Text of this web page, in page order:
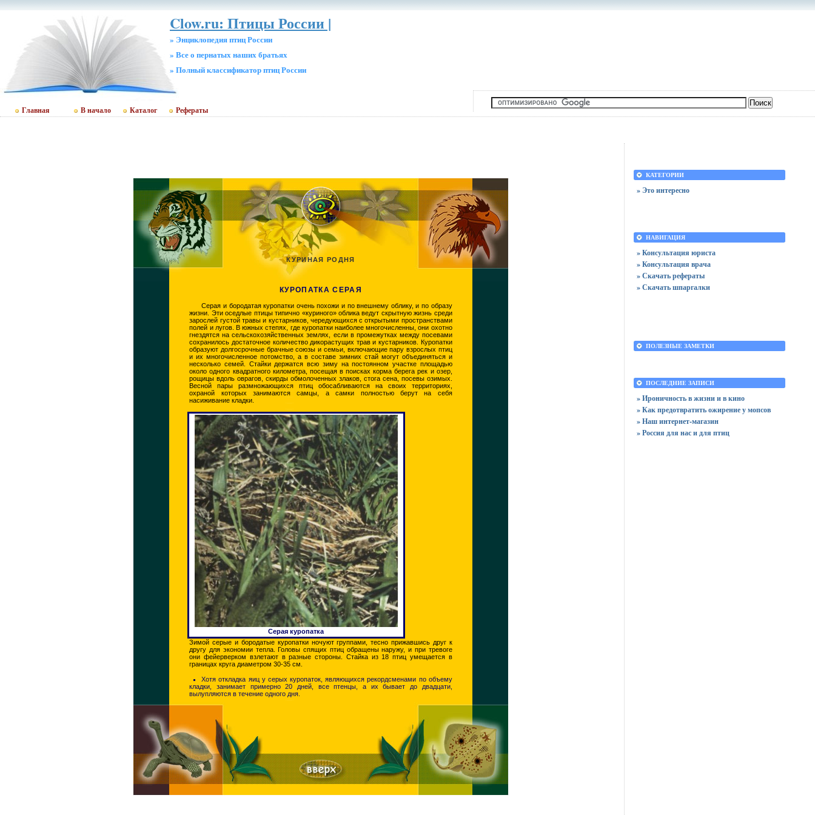
Clow.ru: Птицы России |
» Энциклопедия птиц России
» Все о пернатых наших братьях
» Полный классификатор птиц России
Главная В начало Каталог Рефераты
КУРИНАЯ РОДНЯ
КУРОПАТКА СЕРАЯ
Серая и бородатая куропатки очень похожи и по внешнему облику, и по образу
жизни. Эти оседлые птицы типично «куриного» облика ведут скрытную жизнь среди
зарослей густой травы и кустарников, чередующихся с открытыми пространствами
полей и лугов. В южных степях, где куропатки наиболее многочисленны, они охотно
гнездятся на сельскохозяйственных землях, если в промежутках между посевами
сохранилось достаточное количество дикорастущих трав и кустарников. Куропатки
образуют долгосрочные брачные союзы и семьи, включающие пару взрослых птиц
и их многочисленное потомство, а в составе зимних стай могут объединяться и
несколько семей. Стайки держатся всю зиму на постоянном участке площадью
около одного квадратного километра, посещая в поисках корма берега рек и озер,
рощицы вдоль оврагов, скирды обмолоченных злаков, стога сена, посевы озимых.
Весной пары размножающихся птиц обосабливаются на своих территориях,
охраной которых занимаются самцы, а самки полностью берут на себя
насиживание кладки.
Серая куропатка
Зимой серые и бородатые куропатки ночуют группами, тесно прижавшись друг к
другу для экономии тепла. Головы спящих птиц обращены наружу, и при тревоге
они фейерверком взлетают в разные стороны. Стайка из 18 птиц умещается в
границах круга диаметром 30-35 см.
Хотя откладка яиц у серых куропаток, являющихся рекордсменами по объему
кладки, занимает примерно 20 дней, все птенцы, а их бывает до двадцати,
вылупляются в течение одного дня.
КАТЕГОРИИ
» Это интересно
НАВИГАЦИЯ
» Консультация юриста
» Консультация врача
» Скачать рефераты
» Скачать шпаргалки
ПОЛЕЗНЫЕ ЗАМЕТКИ
ПОСЛЕДНИЕ ЗАПИСИ
» Ироничность в жизни и в кино
» Как предотвратить ожирение у мопсов
» Наш интернет-магазин
» Россия для нас и для птиц